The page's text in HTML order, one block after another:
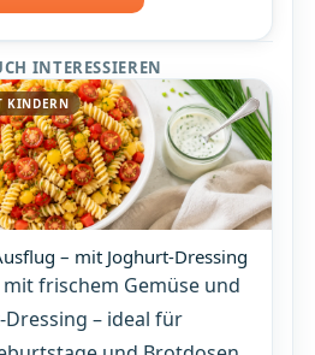
INTERESSIEREN
KINDERN
– mit Joghurt-Dressing
frischem Gemüse und
– ideal für